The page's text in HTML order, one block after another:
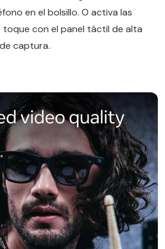
en el bolsillo. O activa las
toque con el panel táctil de alta
captura.